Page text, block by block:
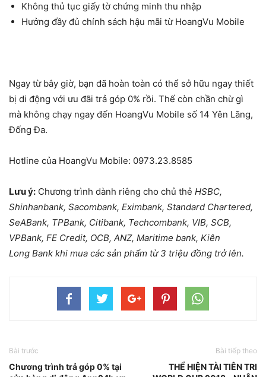
Không thủ tục giấy tờ chứng minh thu nhập
Hưởng đầy đủ chính sách hậu mãi từ HoangVu Mobile
Ngay từ bây giờ, bạn đã hoàn toàn có thể sở hữu ngay thiết
bị di động với ưu đãi trả góp 0% rồi. Thế còn chần chừ gì
mà không chạy ngay đến HoangVu Mobile số 14 Yên Lãng,
Đống Đa.
Hotline của HoangVu Mobile: 0973.23.8585
Lưu ý: Chương trình dành riêng cho chủ thẻ HSBC,
Shinhanbank, Sacombank, Eximbank, Standard Chartered,
SeABank, TPBank, Citibank, Techcombank, VIB, SCB,
VPBank, FE Credit, OCB, ANZ, Maritime bank, Kiên
Long Bank khi mua các sản phẩm từ 3 triệu đồng trở lên.
Bài trước
Chương trình trả góp 0% tại
Bài tiếp theo
THỂ HIỆN TÀI TIÊN TRI